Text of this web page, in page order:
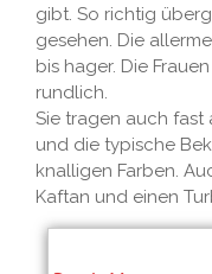
gibt. So richtig
gesehen. Die
bis hager. Die
rundlich.
Sie tragen auch
und die typische
knalligen Farben.
Kaftan und einen